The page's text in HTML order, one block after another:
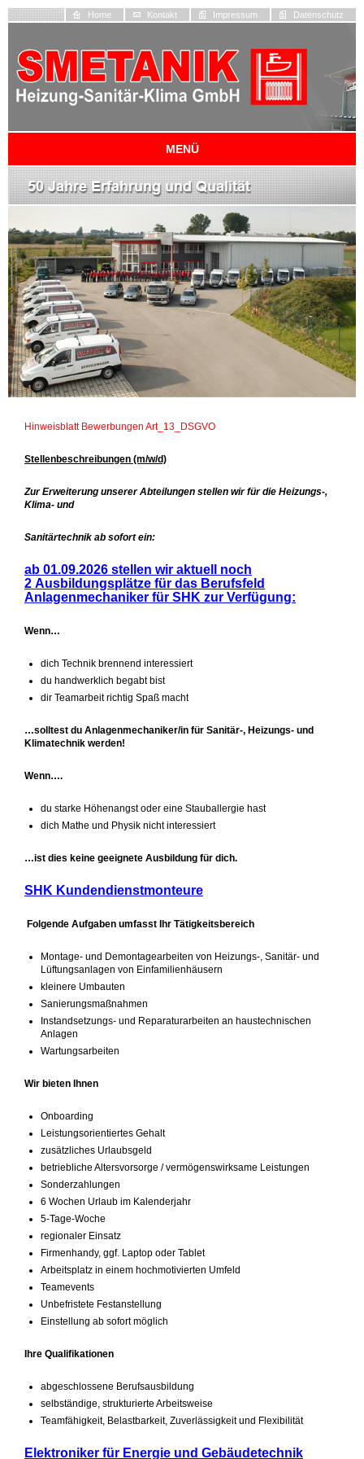
Home Kontakt Impressum Datenschutz
MENÜ
Springe
zum
Inhalt
Hinweisblatt Bewerbungen Art_13_DSGVO
Stellenbeschreibungen (m/w/d)
Zur Erweiterung unserer Abteilungen stellen wirfür die Heizungs-,
Klima- und
Sanitärtechnik ab sofort ein:
ab 01.09.2026 stellen wir aktuell noch
2 Ausbildungsplätze für das Berufsfeld
Anlagenmechaniker für SHK zur Verfügung:
Wenn…
dich Technik brennend interessiert
du handwerklich begabt bist
dir Teamarbeit richtig Spaß macht
…solltest du Anlagenmechaniker/in für Sanitär-, Heizungs- und
Klimatechnik werden!
Wenn….
du starke Höhenangst oder eine Stauballergie hast
dich Mathe und Physik nicht interessiert
…ist dies keine geeignete Ausbildung für dich.
SHK Kundendienstmonteure
Folgende Aufgaben umfasst Ihr Tätigkeitsbereich
Montage- und Demontagearbeiten von Heizungs‑, Sanitär- und
Lüftungsanlagen von Einfamilienhäusern
kleinere Umbauten
Sanierungsmaßnahmen
Instandsetzungs- und Reparaturarbeiten an haustechnischen
Anlagen
Wartungsarbeiten
Wir bieten Ihnen
Onboarding
Leistungsorientiertes Gehalt
zusätzliches Urlaubsgeld
betriebliche Altersvorsorge / vermögenswirksame Leistungen
Sonderzahlungen
6 Wochen Urlaub im Kalenderjahr
5-Tage-Woche
regionaler Einsatz
Firmenhandy, ggf. Laptop oder Tablet
Arbeitsplatz in einem hochmotivierten Umfeld
Teamevents
Unbefristete Festanstellung
Einstellung ab sofort möglich
Ihre Qualifikationen
abgeschlossene Berufsausbildung
selbständige, strukturierte Arbeitsweise
Teamfähigkeit, Belastbarkeit, Zuverlässigkeit und Flexibilität
Elektroniker für Energie und Gebäudetechnik